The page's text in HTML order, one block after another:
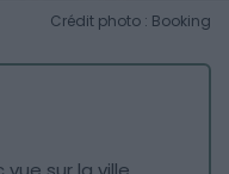
Crédit photo : Booking